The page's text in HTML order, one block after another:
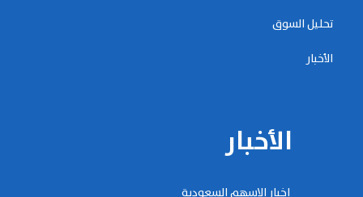
تحليل السوق
الأخبار
الأخبار
اخبار الاسهم السعودية